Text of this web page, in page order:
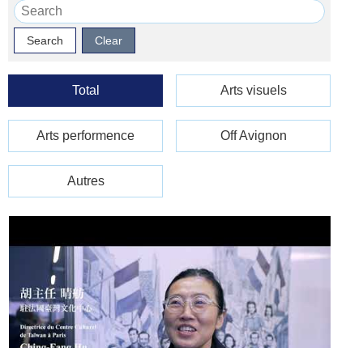
Total Arts visuels
Arts performence Off Avignon
Autres